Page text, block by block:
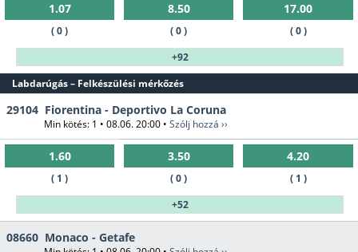
1.07
( 0 )
8.50
( 0 )
17.00
( 0 )
+92
Labdarúgás – Felkészülési mérkőzés
29104 Fiorentina - Deportivo La Coruna
Min kötés: 1 • 08.06. 20:00 • Szólj hozzá ››
1.60
( 1 )
3.50
( 0 )
4.20
( 1 )
+52
08660 Monaco - Getafe